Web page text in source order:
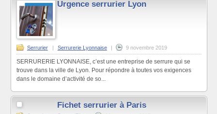
Urgence serrurier Lyon
Serrurier Serrurerie Lyonnaise 9 novembre 2019
SERRURERIE LYONNAISE, c’est une entreprise de serrure qui se
trouve dans la ville de Lyon. Pour répondre à toutes vos exigences
dans le domaine d’activité de so...
Fichet serrurier à Paris